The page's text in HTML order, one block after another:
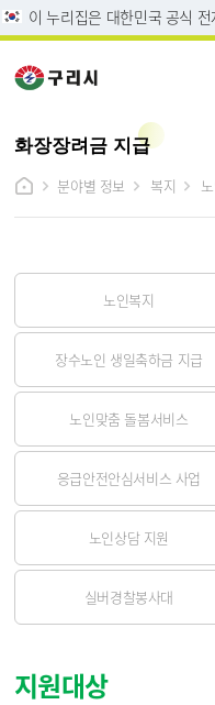
이 누리집은 대한민국 공식
화장장려금 지급
분야별 정보
복지
노인복지
장수노인 생일축하금 지급
노인맞춤 돌봄서비스
응급안전안심서비스 사업
노인상담 지원
실버경찰봉사대
지원대상